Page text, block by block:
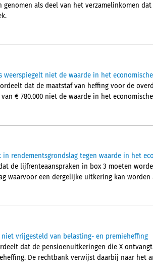
genomen als deel van het verzamelinkomen
weerspiegelt niet de waarde in het
dat de maatstaf van heffing voor de
€ 780.000 niet de waarde in het
in rendementsgrondslag tegen waarde in het
de lijfrenteaanspraken in box 3 moeten
waarvoor een dergelijke uitkering kan worden
niet vrijgesteld van belasting- en premieheffing
dat de pensioenuitkeringen die X
De rechtbank verwijst daarbij naar het